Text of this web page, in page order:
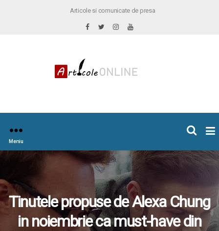
Articole si comunicate de presa
Meniu
Tinutele propuse de Alexa Chung
in noiembrie ca must-have din